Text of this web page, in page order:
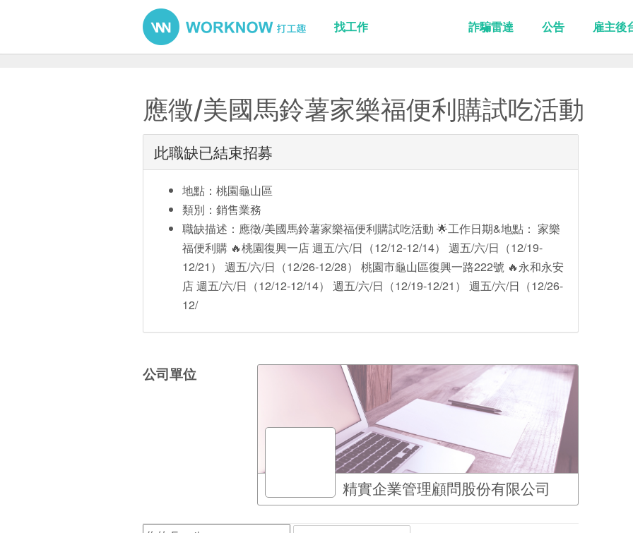
找工作 詐騙雷達 公告 雇主後
應徵/美國馬鈴薯家樂福便利購試吃活動
此職缺已結束招募
地點：桃園龜山區
類別：銷售業務
職缺描述：應徵/美國馬鈴薯家樂福便利購試吃活動 🌟工作日期&地點： 家樂
福便利購 🔥桃園復興一店 週五/六/日（12/12-12/14） 週五/六/日（12/19-
12/21） 週五/六/日（12/26-12/28） 桃園市龜山區復興一路222號 🔥永和永安
店 週五/六/日（12/12-12/14） 週五/六/日（12/19-12/21） 週五/六/日（12/26-
12/
公司單位
精實企業管理顧問股份有限公司